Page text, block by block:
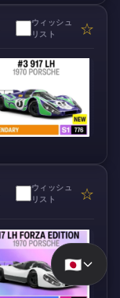
ウィッシュ
リスト
☆
ウィッシュ
リスト
☆
🇯🇵